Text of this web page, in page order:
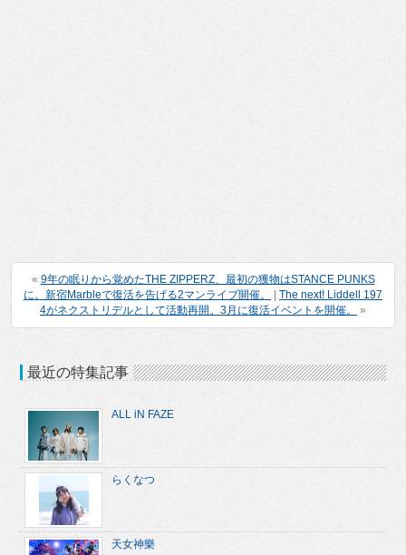
« 9年の眠りから覚めたTHE ZIPPERZ、最初の獲物はSTANCE PUNKS
に。新宿Marbleで復活を告げる2マンライブ開催。
| The next! Liddell 197
4がネクストリデルとして活動再開。3月に復活イベントを開催。
»
最近の特集記事
ALL iN FAZE
らくなつ
天女神樂